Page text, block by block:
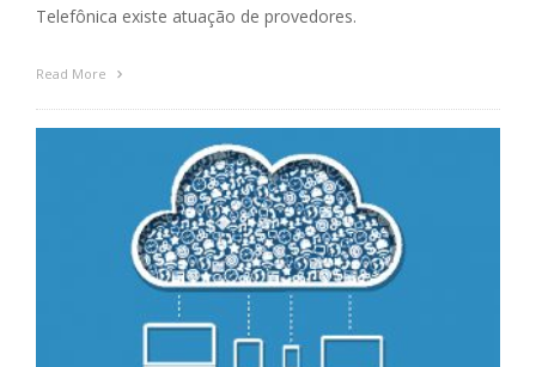
Telefônica existe atuação de provedores.
Read More